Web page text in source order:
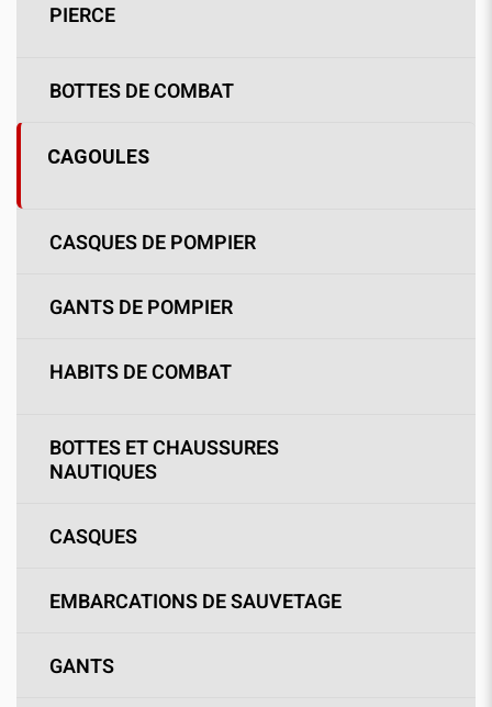
PIERCE
BOTTES DE COMBAT
CAGOULES
CASQUES DE POMPIER
GANTS DE POMPIER
HABITS DE COMBAT
BOTTES ET CHAUSSURES
NAUTIQUES
CASQUES
EMBARCATIONS DE SAUVETAGE
GANTS